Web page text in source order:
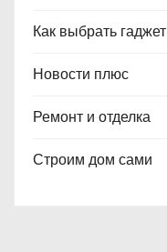
Как выбрать гаджет
Новости плюс
Ремонт и отделка
Строим дом сами